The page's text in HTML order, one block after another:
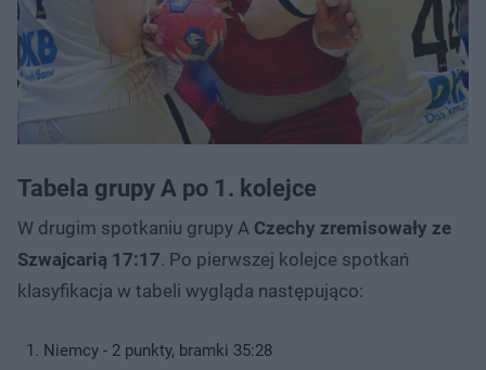
Tabela grupy A po 1. kolejce
W drugim spotkaniu grupy A Czechy zremisowały ze
Szwajcarią 17:17. Po pierwszej kolejce spotkań
klasyfikacja w tabeli wygląda następująco:
Niemcy - 2 punkty, bramki 35:28